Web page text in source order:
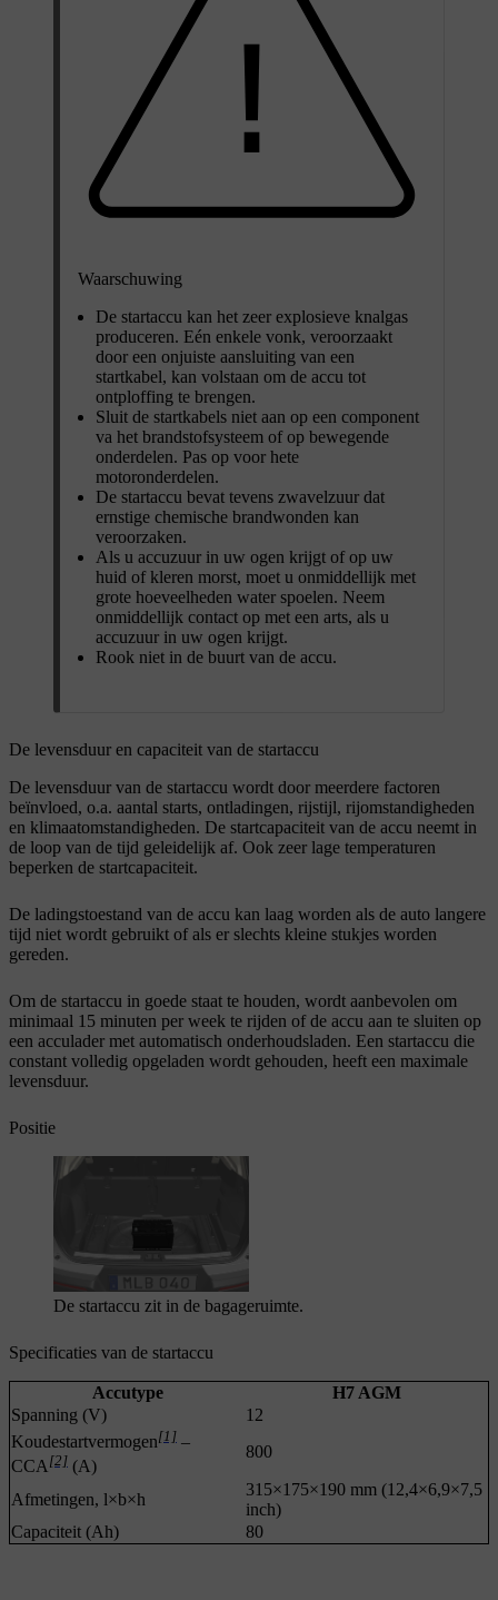
Waarschuwing
De startaccu kan het zeer explosieve knalgas
produceren. Eén enkele vonk, veroorzaakt
door een onjuiste aansluiting van een
startkabel, kan volstaan om de accu tot
ontploffing te brengen.
Sluit de startkabels niet aan op een component
va het brandstofsysteem of op bewegende
onderdelen. Pas op voor hete
motoronderdelen.
De startaccu bevat tevens zwavelzuur dat
ernstige chemische brandwonden kan
veroorzaken.
Als u accuzuur in uw ogen krijgt of op uw
huid of kleren morst, moet u onmiddellijk met
grote hoeveelheden water spoelen. Neem
onmiddellijk contact op met een arts, als u
accuzuur in uw ogen krijgt.
Rook niet in de buurt van de accu.
De levensduur en capaciteit van de startaccu
De levensduur van de startaccu wordt door meerdere factoren
beïnvloed, o.a. aantal starts, ontladingen, rijstijl, rijomstandigheden
en klimaatomstandigheden. De startcapaciteit van de accu neemt in
de loop van de tijd geleidelijk af. Ook zeer lage temperaturen
beperken de startcapaciteit.
De ladingstoestand van de accu kan laag worden als de auto langere
tijd niet wordt gebruikt of als er slechts kleine stukjes worden
gereden.
Om de startaccu in goede staat te houden, wordt aanbevolen om
minimaal 15 minuten per week te rijden of de accu aan te sluiten op
een acculader met automatisch onderhoudsladen. Een startaccu die
constant volledig opgeladen wordt gehouden, heeft een maximale
levensduur.
Positie
De startaccu zit in de bagageruimte.
Specificaties van de startaccu
Accutype
H7 AGM
Spanning (V)
12
Koudestartvermogen[1] –
CCA [2] (A)
800
Afmetingen, l×b×h
315×175×190 mm (12,4×6,9×7,5
inch)
Capaciteit (Ah)
80